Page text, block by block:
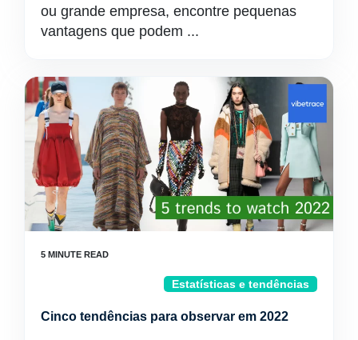
ou grande empresa, encontre pequenas
vantagens que podem ...
Estatísticas e tendências
Cinco tendências para observar em 2022